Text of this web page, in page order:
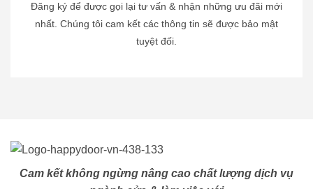
Đăng ký để được gọi lại tư vấn & nhận những ưu đãi mới
nhất. Chúng tôi cam kết các thông tin sẽ được bảo mật
tuyệt đối.
Cam kết không ngừng nâng cao chất lượng dịch vụ